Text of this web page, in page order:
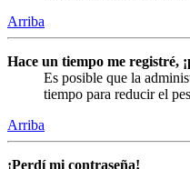
Arriba
Hace un tiempo me registré,
Es posible que la
tiempo para reducir el
Arriba
¡Perdí mi contraseña!